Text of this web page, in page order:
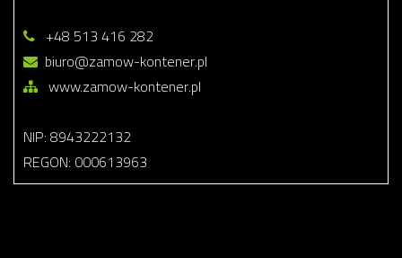
+48 513 416 282
biuro@zamow-kontener.pl
www.zamow-kontener.pl
NIP: 8943222132
REGON: 000613963